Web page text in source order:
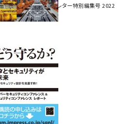
ス SmartGridニューズレター特別編集号 2022